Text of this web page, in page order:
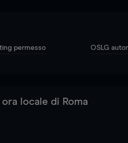
permesso OSLG
locale di Roma